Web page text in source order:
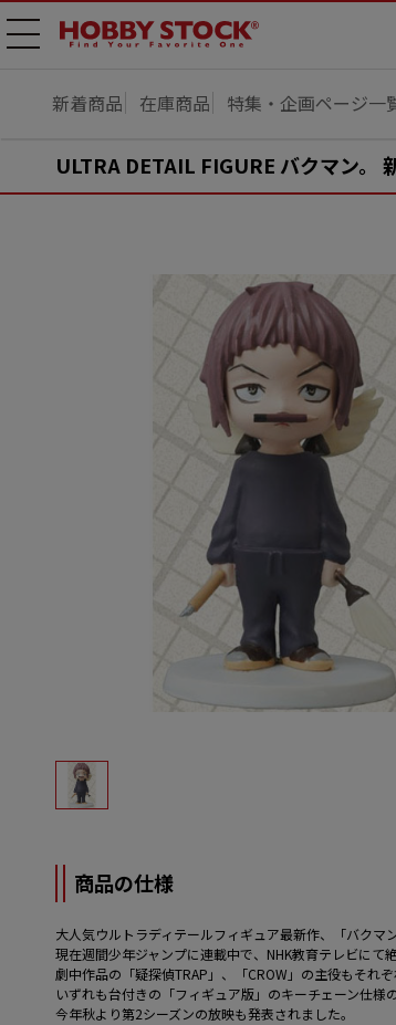
メニ
新着商品 在庫商品 特集・企画ページ一
ULTRA DETAIL FIGURE バクマン。
商品の仕様
大人気ウルトラディテールフィギュア最新作、「バクマ
現在週間少年ジャンプに連載中で、NHK教育テレビにて
劇中作品の「疑探偵TRAP」、「CROW」の主役もそれぞ
いずれも台付きの「フィギュア版」のキーチェーン仕様
今年秋より第2シーズンの放映も発表されました。